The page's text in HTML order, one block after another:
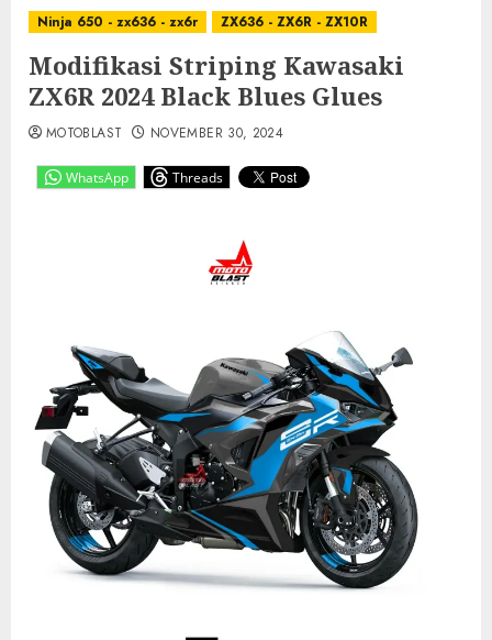
Ninja 650 - zx636 - zx6r ZX636 - ZX6R - ZX10R
Modifikasi Striping Kawasaki
ZX6R 2024 Black Blues Glues
WhatsApp Threads
MOTOBLAST NOVEMBER 30, 2024